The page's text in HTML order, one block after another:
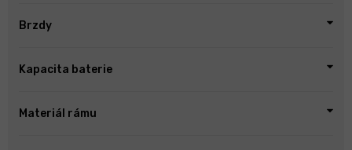
Brzdy
Kapacita baterie
Materiál rámu